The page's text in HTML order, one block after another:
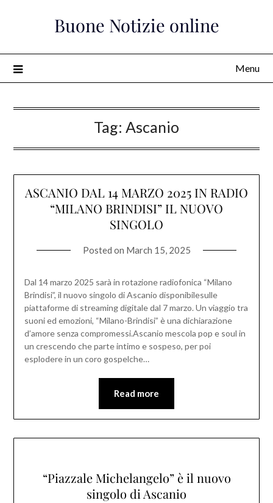
Buone Notizie online
Menu
Tag: Ascanio
ASCANIO DAL 14 MARZO 2025 IN RADIO
“MILANO BRINDISI” IL NUOVO
SINGOLO
Posted on March 15, 2025
Dal 14 marzo 2025 sarà in rotazione radiofonica “Milano
Brindisi”, il nuovo singolo di Ascanio disponibilesulle
piattaforme di streaming digitale dal 7 marzo. Un viaggio tra
suoni ed emozioni, “Milano-Brindisi” è una dichiarazione
d’amore senza compromessi.Ascanio mescola pop e soul in
un crescendo che parte intimo e sospeso, per poi
esplodere in un coro gospelche…
Read more
“Piazzale Michelangelo” è il nuovo
singolo di Ascanio